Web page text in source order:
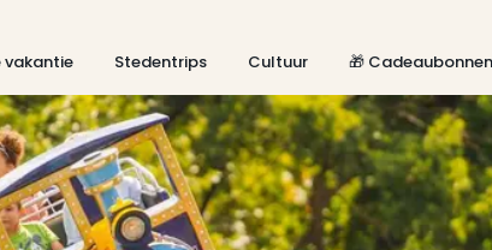
vakantie Stedentrips Cultuur 🎁 Cadeaubonnen